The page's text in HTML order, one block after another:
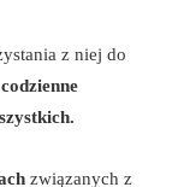
z niej do
codzienne
związanych z